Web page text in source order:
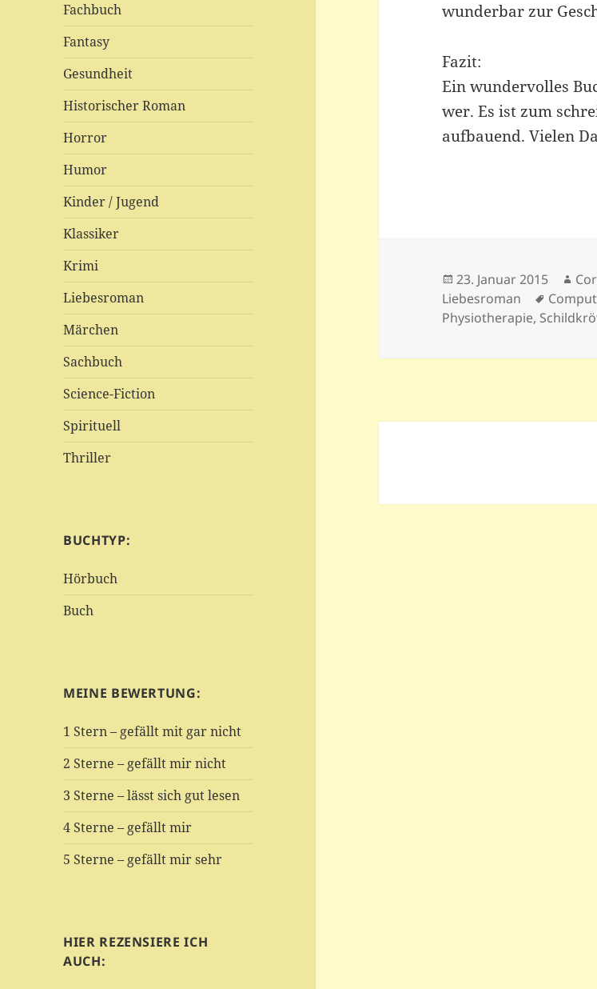
Fachbuch
Fantasy
Gesundheit
Historischer Roman
Horror
Humor
Kinder / Jugend
Klassiker
Krimi
Liebesroman
Märchen
Sachbuch
Science-Fiction
Spirituell
Thriller
BUCHTYP:
Hörbuch
Buch
MEINE BEWERTUNG:
1 Stern – gefällt mit gar nicht
2 Sterne – gefällt mir nicht
3 Sterne – lässt sich gut lesen
4 Sterne – gefällt mir
5 Sterne – gefällt mir sehr
HIER REZENSIERE ICH
AUCH:
wunderbar zur
Fazit:
Ein wundervolles
wer. Es ist zum
aufbauend. Vielen
Veröffentlicht
am
23. Januar 2015
Liebesroman
Physiotherapie,